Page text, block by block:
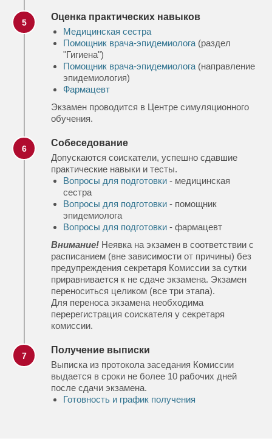
5
Оценка практических навыков
Медицинская сестра
Помощник врача-эпидемиолога (раздел
"Гигиена")
Помощник врача-эпидемиолога (направление
эпидемиология)
Фармацевт
Экзамен проводится в Центре симуляционного
обучения.
6
Собеседование
Допускаются соискатели, успешно сдавшие
практические навыки и тесты.
Вопросы для подготовки - медицинская
сестра
Вопросы для подготовки - помощник
эпидемиолога
Вопросы для подготовки - фармацевт
Внимание! Неявка на экзамен в соответствии с
расписанием (вне зависимости от причины) без
предупреждения секретаря Комиссии за сутки
приравнивается к не сдаче экзамена. Экзамен
переноситься целиком (все три этапа).
Для переноса экзамена необходима
перерегистрация соискателя у секретаря
комиссии.
7
Получение выписки
Выписка из протокола заседания Комиссии
выдается в сроки не более 10 рабочих дней
после сдачи экзамена.
Готовность и график получения